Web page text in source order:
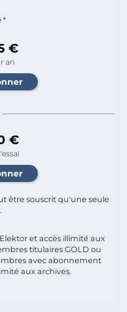
*
€
an
€
être souscrit qu'une seule
et accès illimité aux
titulaires GOLD ou
avec abonnement
aux archives.